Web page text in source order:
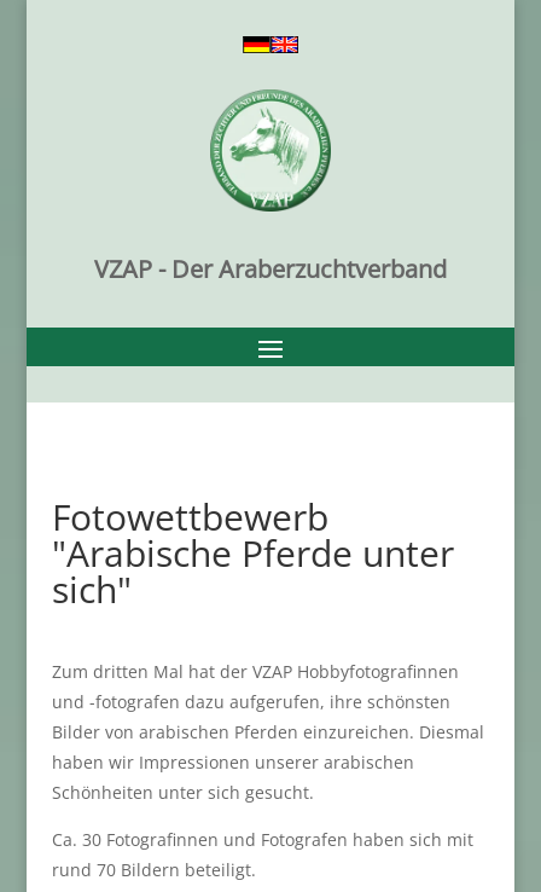
VZAP - Der Araberzuchtverband
Fotowettbewerb
"Arabische Pferde unter
sich"
Zum dritten Mal hat der VZAP Hobbyfotografinnen
und -fotografen dazu aufgerufen, ihre schönsten
Bilder von arabischen Pferden einzureichen. Diesmal
haben wir Impressionen unserer arabischen
Schönheiten unter sich gesucht.
Ca. 30 Fotografinnen und Fotografen haben sich mit
rund 70 Bildern beteiligt.